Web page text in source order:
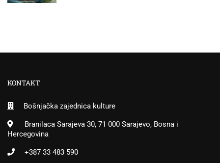
KONTAKT
Bošnjačka zajednica kulture
Branilaca Sarajeva 30, 71 000 Sarajevo, Bosna i
Hercegovina
+387 33 483 590